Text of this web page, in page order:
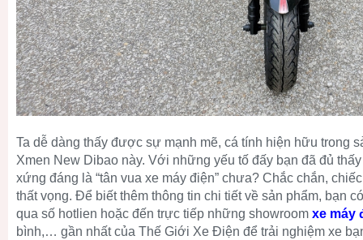
Ta dễ dàng thấy được sự mạnh mẽ, cá tính hiện hữu trong
Xmen New Dibao này. Với những yếu tố đấy bạn đã đủ
xứng đáng là “tân vua xe máy điện” chưa? Chắc chắn,
thất vọng. Để biết thêm thông tin chi tiết về sản phẩm, bạn
qua số hotlien hoặc đến trực tiếp những showroom xe máy
bình,… gần nhất của Thế Giới Xe Điện để trải nghiệm xe